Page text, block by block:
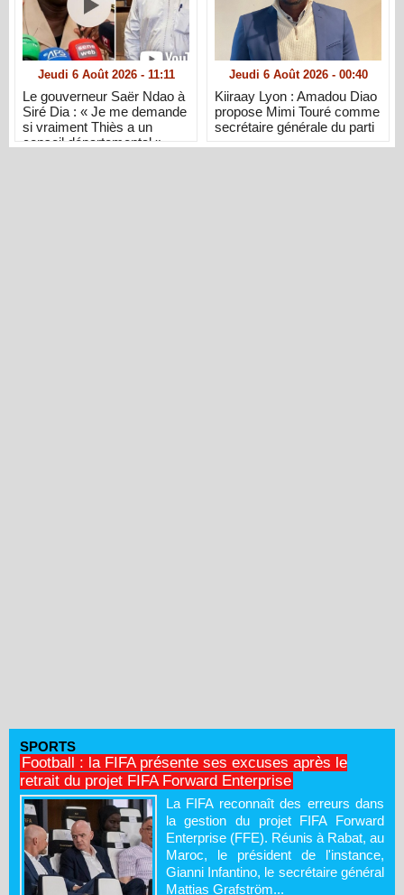
Jeudi 6 Août 2026 - 11:11
Le gouverneur Saër Ndao à
Siré Dia : « Je me demande
si vraiment Thiès a un
conseil départemental »
Jeudi 6 Août 2026 - 00:40
Kiiraay Lyon : Amadou Diao
propose Mimi Touré comme
secrétaire générale du parti
SPORTS
Football : la FIFA présente ses excuses après le
retrait du projet FIFA Forward Enterprise
La FIFA reconnaît des erreurs dans
la gestion du projet FIFA Forward
Enterprise (FFE). Réunis à Rabat, au
Maroc, le président de l'instance,
Gianni Infantino, le secrétaire général
Mattias Grafström...